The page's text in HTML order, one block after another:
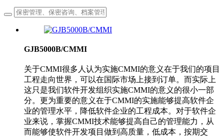
GJB5000B/CMMI
关于CMMI很多人认为实施CMMI的意义在于我们的项目
工程走向世界，可以在国际市场上接到订单。而实际上
这只是我们软件开发组织实施CMMI的意义的很小一部
分。更为重要的意义在于CMMI的实施能够提高软件企
业的管理水平，降低软件企业的工程成本。对于软件企
业来说，掌握CMMI技术能够提高自己的管理能力，从
而能够使软件开发项目做到高质量，低成本，按期交